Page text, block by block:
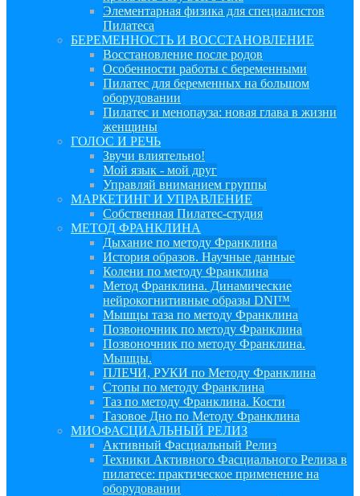
Элементарная физика для специалистов
Пилатеса
БЕРЕМЕННОСТЬ И ВОССТАНОВЛЕНИЕ
Восстановление после родов
Особенности работы с беременными
Пилатес для беременных на большом
оборудовании
Пилатес и менопауза: новая глава в жизни
женщины
ГОЛОС И РЕЧЬ
Звучи влиятельно!
Мой язык - мой друг
Управляй вниманием группы
МАРКЕТИНГ И УПРАВЛЕНИЕ
Собственная Пилатес-студия
МЕТОД ФРАНКЛИНА
Дыхание по методу Франклина
История образов. Научные данные
Колени по методу Франклина
Метод Франклина. Динамические
нейрокогнитивные образы DNI™
Мышцы таза по методу Франклина
Позвоночник по методу Франклина
Позвоночник по методу Франклина.
Мышцы.
ПЛЕЧИ, РУКИ по Методу Франклина
Стопы по методу Франклина
Таз по методу Франклина. Кости
Тазовое Дно по Методу Франклина
МИОФАСЦИАЛЬНЫЙ РЕЛИЗ
Активный Фасциальный Релиз
Техники Активного Фасциального Релиза в
пилатесе: практическое применение на
оборудовании